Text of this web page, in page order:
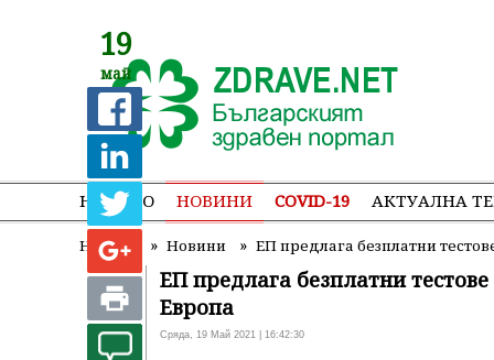
НАЧАЛО НОВИНИ COVID-19 АКТУАЛНА
Начало » Новини » ЕП предлага безплатни
19
май
ЕП предлага безплатни тестове
Европа
Сряда, 19 Май 2021 | 16:42:30